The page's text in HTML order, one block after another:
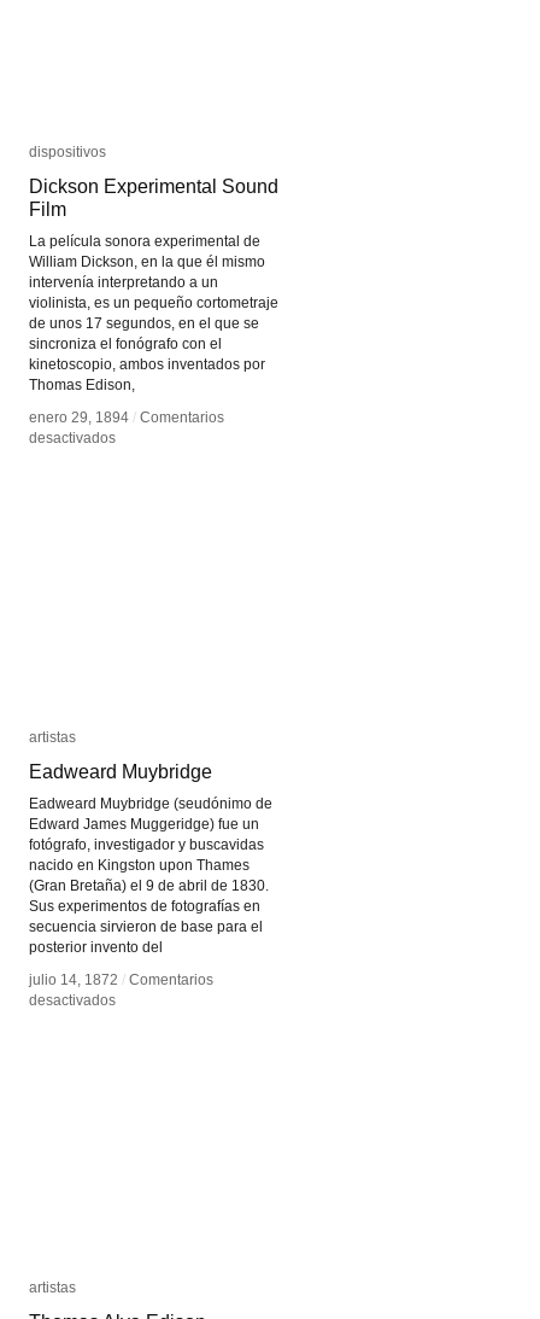
dispositivos
Dickson Experimental Sound
Film
La película sonora experimental de
William Dickson, en la que él mismo
intervenía interpretando a un
violinista, es un pequeño cortometraje
de unos 17 segundos, en el que se
sincroniza el fonógrafo con el
kinetoscopio, ambos inventados por
Thomas Edison,
enero 29, 1894 / Comentarios
desactivadosen
dispositivos
Dickson Experimental Sound
Film
enero 29, 1894 / Comentarios
desactivadosen
artistas
Eadweard Muybridge
Eadweard Muybridge (seudónimo de
Edward James Muggeridge) fue un
fotógrafo, investigador y buscavidas
nacido en Kingston upon Thames
(Gran Bretaña) el 9 de abril de 1830.
Sus experimentos de fotografías en
secuencia sirvieron de base para el
posterior invento del
julio 14, 1872 / Comentarios
desactivadosen
artistas
Eadweard Muybridge
julio 14, 1872 / Comentarios
desactivadosen
artistas
artistas